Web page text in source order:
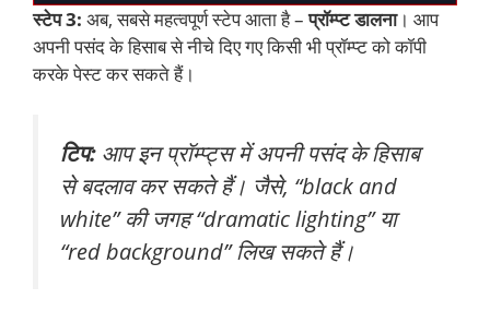
स्टेप 3: अब, सबसे महत्वपूर्ण स्टेप आता है –प्रॉम्प्ट डालना। आप
अपनी पसंद के हिसाब से नीचे दिए गए किसी भी प्रॉम्प्ट को कॉपी
करके पेस्ट कर सकते हैं।
टिप: आप इन प्रॉम्प्ट्स में अपनी पसंद के हिसाब
से बदलाव कर सकते हैं। जैसे, “black and
white” की जगह “dramatic lighting” या
“red background” लिख सकते हैं।